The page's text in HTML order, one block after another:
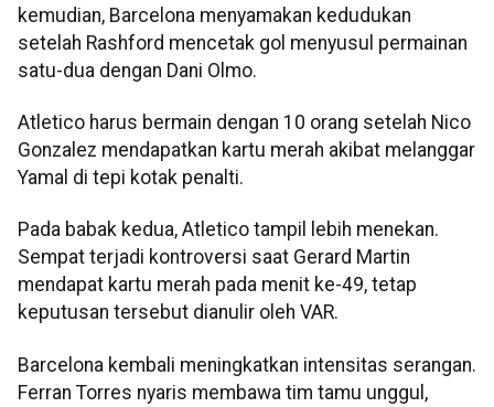
kemudian, Barcelona menyamakan kedudukan
setelah Rashford mencetak gol menyusul permainan
satu-dua dengan Dani Olmo.
Atletico harus bermain dengan 10 orang setelah Nico
Gonzalez mendapatkan kartu merah akibat melanggar
Yamal di tepi kotak penalti.
Pada babak kedua, Atletico tampil lebih menekan.
Sempat terjadi kontroversi saat Gerard Martin
mendapat kartu merah pada menit ke-49, tetap
keputusan tersebut dianulir oleh VAR.
Barcelona kembali meningkatkan intensitas serangan.
Ferran Torres nyaris membawa tim tamu unggul,